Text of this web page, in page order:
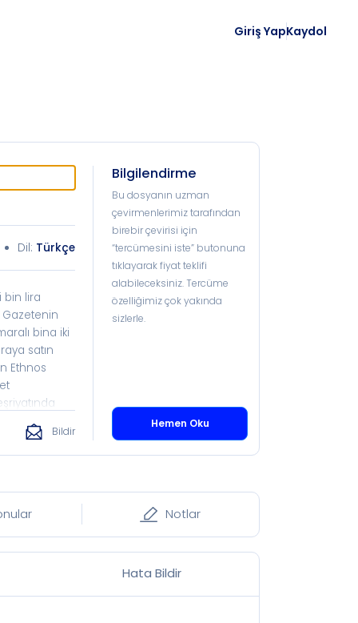
Giriş YapKaydol
Dil: Türkçe
bin lira
Gazetenin
bina iki
satın
Ethnos
Vatan
Batı
hem
Bildir
Bilgilendirme
Bu dosyanın uzman
çevirmenlerimiz tarafından
birebir çevirisi için
“tercümesini iste” butonuna
tıklayarak fiyat teklifi
alabileceksiniz. Tercüme
özelliğimiz çok yakında
sizlerle.
Hemen Oku
Notlar
Hata Bildir